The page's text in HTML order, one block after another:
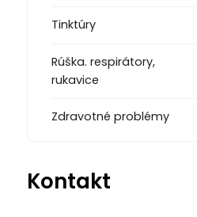
Tinktúry
Rúška. respirátory,
rukavice
Zdravotné problémy
Kontakt